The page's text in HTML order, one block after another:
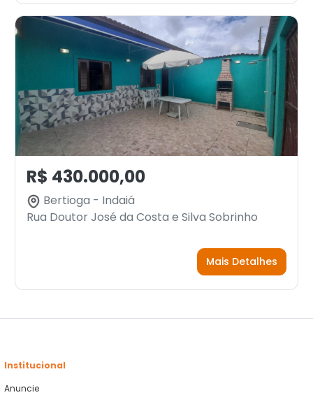
R$ 430.000,00
Bertioga - Indaiá
Rua Doutor José da Costa e Silva Sobrinho
Mais Detalhes
Institucional
Anuncie